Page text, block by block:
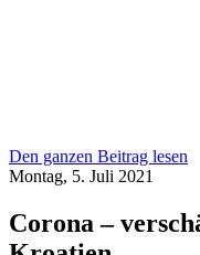
Den ganzen Beitrag lesen
Montag, 5. Juli 2021
Corona –